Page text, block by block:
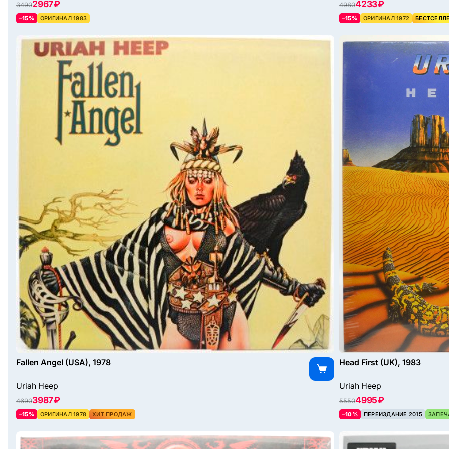
34902967 ₽
–15% ОРИГИНАЛ 1983
49804233 ₽
–15% ОРИГИНАЛ 1972
Fallen Angel (USA), 1978
Uriah Heep
46903987 ₽
–15% ОРИГИНАЛ 1978 ХИТ ПРОДАЖ
Head First (UK), 1983
Uriah Heep
55504995 ₽
–10% ПЕРЕИЗДАНИЕ 2015